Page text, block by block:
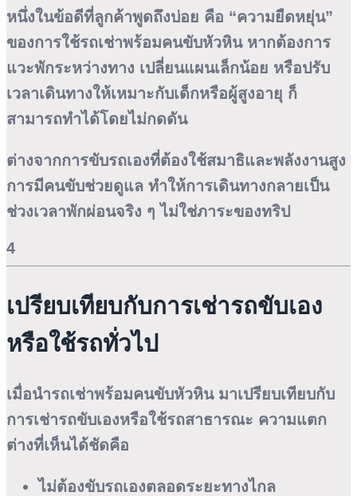
หนึ่งในข้อดีที่ลูกค้าพูดถึงบ่อย คือ “ความยืดหยุ่น”
ของการใช้รถเช่าพร้อมคนขับหัวหิน หากต้องการ
แวะพักระหว่างทาง เปลี่ยนแผนเล็กน้อย หรือปรับ
เวลาเดินทางให้เหมาะกับเด็กหรือผู้สูงอายุ ก็
สามารถทำได้โดยไม่กดดัน
ต่างจากการขับรถเองที่ต้องใช้สมาธิและพลังงานสูง
การมีคนขับช่วยดูแล ทำให้การเดินทางกลายเป็น
ช่วงเวลาพักผ่อนจริง ๆ ไม่ใช่ภาระของทริป
4
เปรียบเทียบกับการเช่ารถขับเอง
หรือใช้รถทั่วไป
เมื่อนำรถเช่าพร้อมคนขับหัวหิน มาเปรียบเทียบกับ
การเช่ารถขับเองหรือใช้รถสาธารณะ ความแตก
ต่างที่เห็นได้ชัดคือ
ไม่ต้องขับรถเองตลอดระยะทางไกล